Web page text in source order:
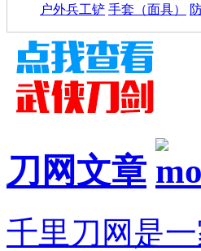
户外兵工铲 手套（面具）
刀网文章
千里刀网是